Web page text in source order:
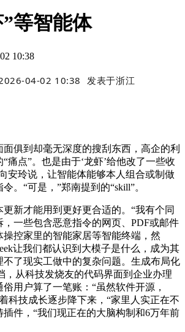
等智能体
10:38
04-02 10:38 发表于浙江
到却毫无深度的搜刮东西，高企的利
痛点”。也是由于‘龙虾’给他改了一些收
安玲说，让智能体能够本人组合或制做
。“可是，”郑南提到的“skill”。
才能用到更好更合适的。“我有个同
一些包含恶意指令的网页、PDF或邮件
操控家里的智能家居等智能终端，然
让我们都认识到大模子是什么，成为其
不了现实工做中的复杂问题。生成布局化
，从科技发烧友的代码界面到企业办理
用户算了一笔账：“虽然软件开源，
科技成长逐步降下来，“家里人实正在不
件，“我们现正在的大脑构制和6万年前